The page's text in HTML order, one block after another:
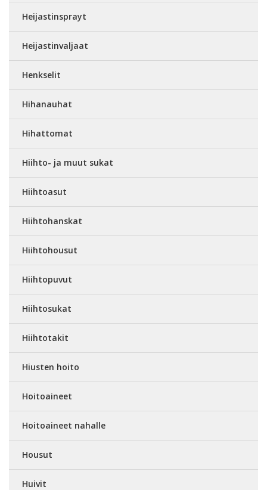
Heijastinsprayt
Heijastinvaljaat
Henkselit
Hihanauhat
Hihattomat
Hiihto- ja muut sukat
Hiihtoasut
Hiihtohanskat
Hiihtohousut
Hiihtopuvut
Hiihtosukat
Hiihtotakit
Hiusten hoito
Hoitoaineet
Hoitoaineet nahalle
Housut
Huivit